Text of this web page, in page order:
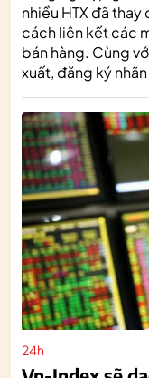
nhiều HTX đã
cách liên kết các
bán hàng. Cùng
xuất, đăng ký
24h